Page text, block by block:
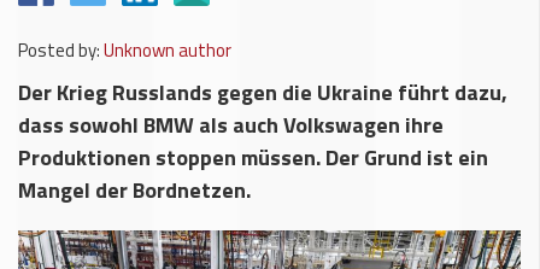
Posted by:Unknown author
Der Krieg Russlands gegen die Ukraine führt dazu,
dass sowohl BMW als auch Volkswagen ihre
Produktionen stoppen müssen. Der Grund ist ein
Mangel der Bordnetzen.